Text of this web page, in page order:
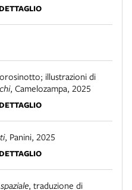
illustrazioni di
, Camelozampa, 2025
, Panini, 2025
, traduzione di